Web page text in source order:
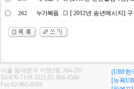
262 누가복음 [ 2012년 송년메시지]
서울 동대문구 이문2동 264-231
Tel:070-7119-3521,02-968-4586
Fax:02-965-8594
[UBF한
[뉴욕